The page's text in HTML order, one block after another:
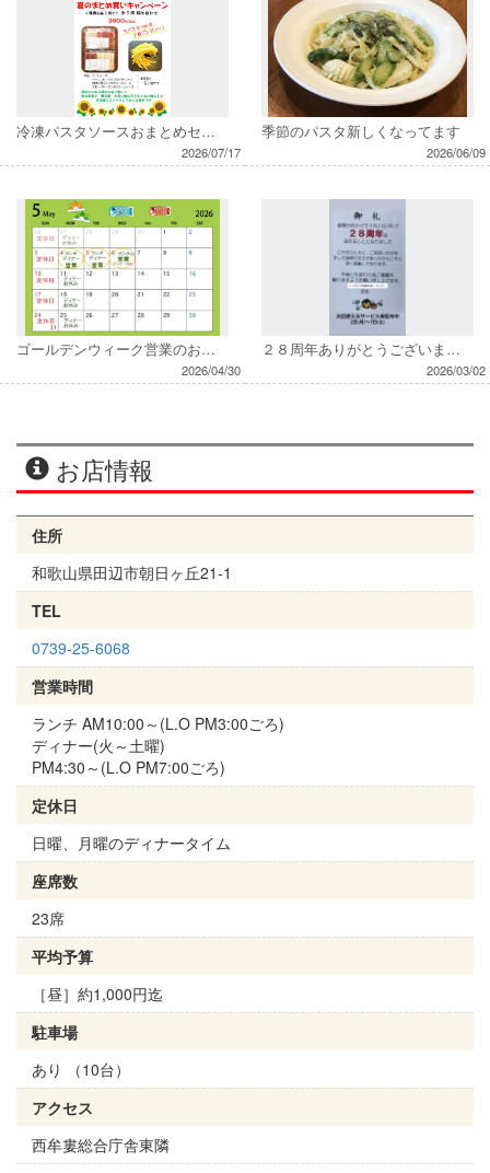
冷凍パスタソースおまとめセット サービス付き販売始めました
2026/07/17
季節のパスタ新しくなってます
2026/06/09
ゴールデンウィーク営業のお知らせ
2026/04/30
２８周年ありがとうございます。
2026/03/02
お店情報
住所
和歌山県田辺市朝日ヶ丘21-1
TEL
0739-25-6068
営業時間
ランチ AM10:00～(L.O PM3:00ごろ)
ディナー(火～土曜)
PM4:30～(L.O PM7:00ごろ)
定休日
日曜、月曜のディナータイム
座席数
23席
平均予算
［昼］約1,000円迄
駐車場
あり （10台）
アクセス
西牟婁総合庁舎東隣